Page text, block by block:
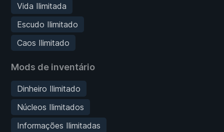
Vida Ilimitada
Escudo Ilimitado
Caos Ilimitado
Mods de inventário
Dinheiro Ilimitado
Núcleos Ilimitados
Informações Ilimitadas